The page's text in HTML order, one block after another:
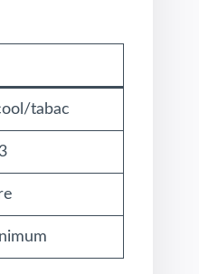
tabac